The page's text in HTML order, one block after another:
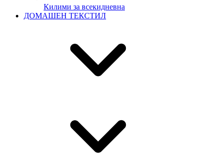
Килими за всекидневна
ДОМАШЕН ТЕКСТИЛ